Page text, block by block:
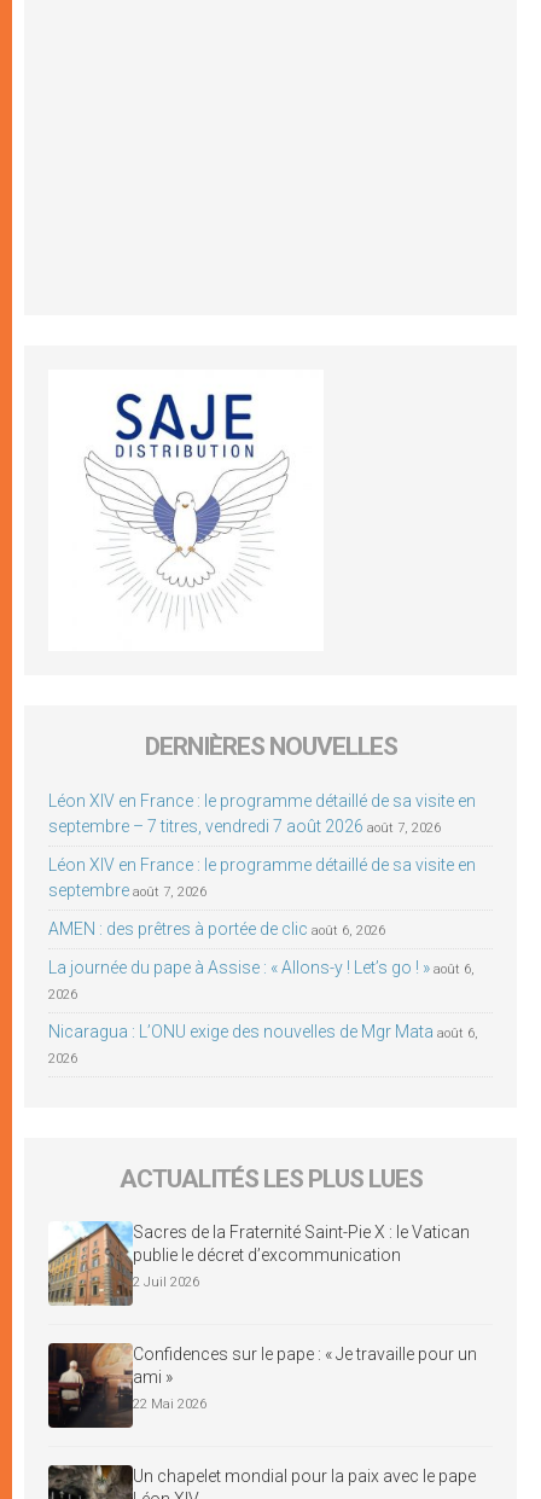
DERNIÈRES NOUVELLES
Léon XIV en France : le programme détaillé de sa visite en
septembre – 7 titres, vendredi 7 août 2026 août 7, 2026
Léon XIV en France : le programme détaillé de sa visite en
septembre août 7, 2026
AMEN : des prêtres à portée de clic août 6, 2026
La journée du pape à Assise : « Allons-y ! Let’s go ! » août 6,
2026
Nicaragua : L’ONU exige des nouvelles de Mgr Mata août 6,
2026
ACTUALITÉS LES PLUS LUES
Sacres de la Fraternité Saint-Pie X : le Vatican
publie le décret d’excommunication
2 Juil 2026
Confidences sur le pape : « Je travaille pour un
ami »
22 Mai 2026
Un chapelet mondial pour la paix avec le pape